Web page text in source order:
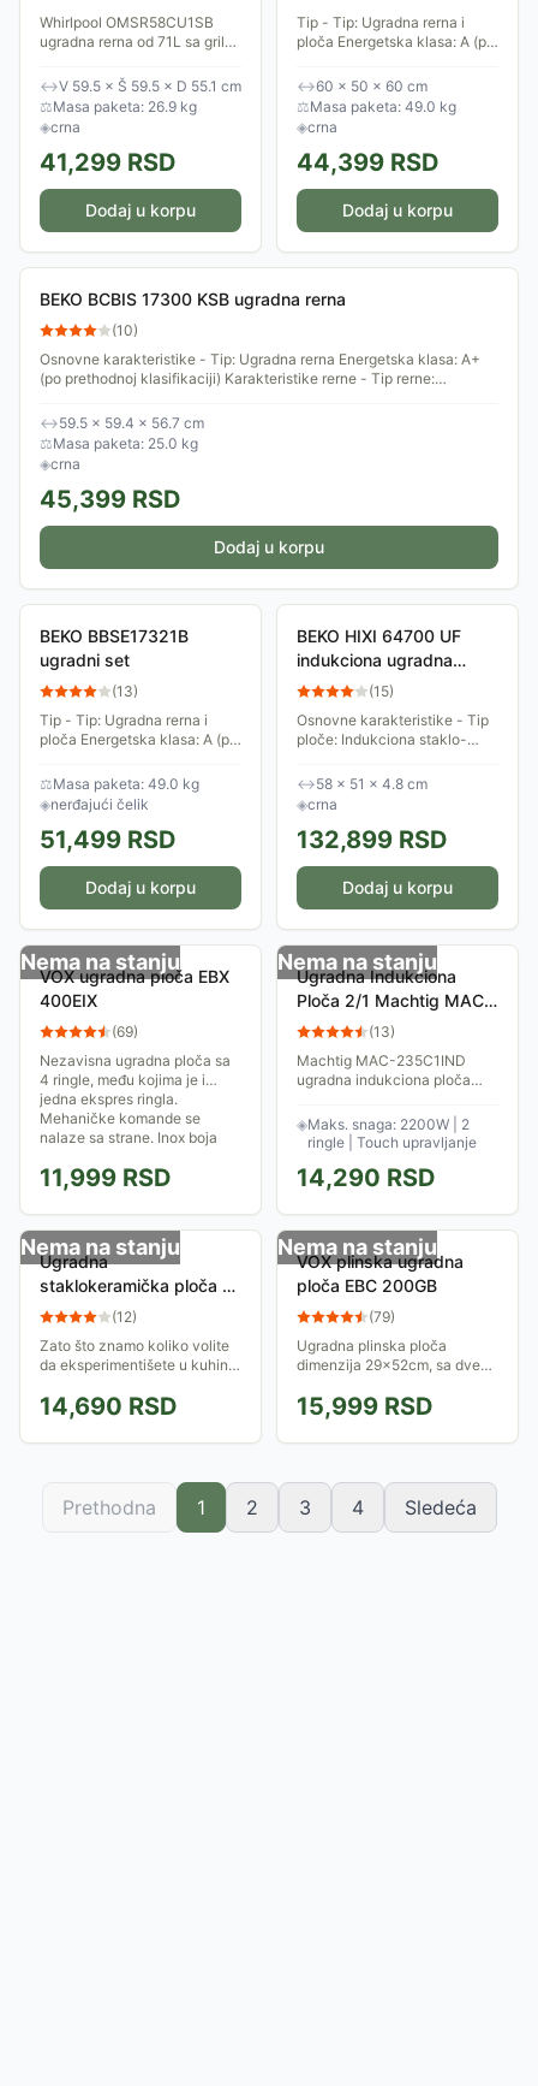
Whirlpool OMSR58CU1SB
ugradna rerna od 71L sa gril
Cook3 za simultanu pripremu
više jela. Energetska klasa
A+, delimično...
↔V 59.5 × Š 59.5 × D 55.1 cm
⚖Masa paketa: 26.9 kg
◈crna
41,299 RSD
Dodaj u korpu
Tip - Tip: Ugradna rerna i
ploča Energetska klasa: A (po
Karakteristike ploče za
kuvanje - Tip ploče: Staklo-
keramička...
↔60 × 50 × 60 cm
⚖Masa paketa: 49.0 kg
◈crna
44,399 RSD
Dodaj u korpu
BEKO BCBIS 17300 KSB ugradna rerna
(10)
Osnovne karakteristike - Tip: Ugradna rerna Energetska klasa: A+
(po prethodnoj klasifikaciji) Karakteristike rerne - Tip rerne:
↔59.5 × 59.4 × 56.7 cm
⚖Masa paketa: 25.0 kg
◈crna
45,399 RSD
Dodaj u korpu
BEKO BBSE17321B
ugradni set
(13)
Tip - Tip: Ugradna rerna i
ploča Energetska klasa: A (po
Karakteristike ploče za
kuvanje - Tip ploče: Staklo-
keramička...
⚖Masa paketa: 49.0 kg
◈nerđajući čelik
51,499 RSD
Dodaj u korpu
BEKO HIXI 64700 UF
indukciona ugradna
ploča sa ugrađenim
(15)
Osnovne karakteristike - Tip
ploče: Indukciona staklo-
Karakteristike ploče za
kuvanje - Broj grejnih zona:
4+1 Napred levo: 180mm x...
↔58 × 51 × 4.8 cm
◈crna
132,899 RSD
Dodaj u korpu
Nema na stanju
VOX ugradna ploča EBX
400EIX
(69)
Nezavisna ugradna ploča sa
4 ringle, među kojima je i
jedna ekspres ringla.
Mehaničke komande se
nalaze sa strane. Inox boja
11,999 RSD
Nema na stanju
Ugradna Indukciona
Ploča 2/1 Machtig MAC-
235C1IND
(13)
Machtig MAC-235C1IND
ugradna indukciona ploča
sa dve ringle i maksimalnom
jačinom od 2200W. Poseduje
funkcije na dodir,...
◈Maks. snaga: 2200W | 2
ringle | Touch upravljanje
14,290 RSD
Nema na stanju
Ugradna
staklokeramička ploča sa
dve grejne zone Tesla
(12)
Zato što znamo koliko volite
da eksperimentišete u kuhinji,
staklokeramika ovih ploča je
maksimalno otporna na
ogrebotine i lomove!
14,690 RSD
Nema na stanju
VOX plinska ugradna
ploča EBC 200GB
(79)
Ugradna plinska ploča
dimenzija 29x52cm, sa dve
staklo-keramičkoj podlozi.
Prečnici grejnih zona su 18 i
14,5cm, dok su...
15,999 RSD
Prethodna 1 2 3 4 Sledeća